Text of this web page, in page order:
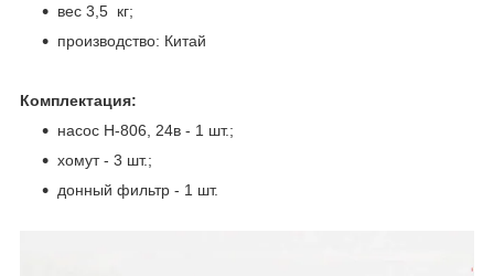
вес 3,5 кг;
производство: Китай
Комплектация:
насос H-806, 24в - 1 шт.;
хомут - 3 шт.;
донный фильтр - 1 шт.